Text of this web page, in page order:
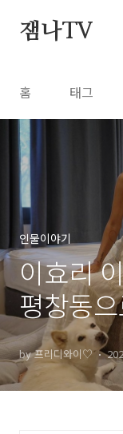
잼나TV
홈 태그
인물이야기
이효리
평창동
by 프리디와이♡